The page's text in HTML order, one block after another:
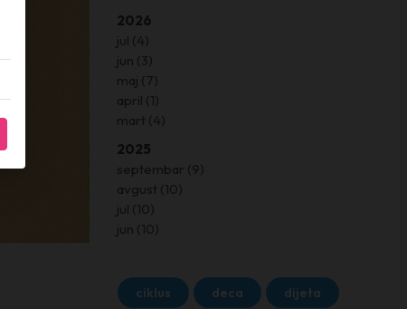
2026
jul (4)
jun (3)
maj (7)
april (1)
mart (4)
2025
septembar (9)
avgust (10)
jul (10)
jun (10)
ciklus deca dijeta